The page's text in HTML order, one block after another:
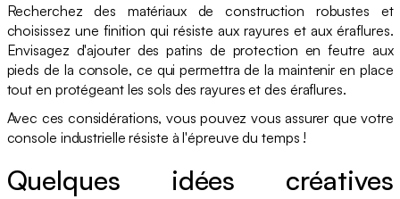
Recherchez des matériaux de construction robustes et
choisissez une finition qui résiste aux rayures et aux éraflures.
Envisagez d'ajouter des patins de protection en feutre aux
pieds de la console, ce qui permettra de la maintenir en place
tout en protégeant les sols des rayures et des éraflures.
Avec ces considérations, vous pouvez vous assurer que votre
console industrielle résiste à l'épreuve du temps !
Quelques idées créatives